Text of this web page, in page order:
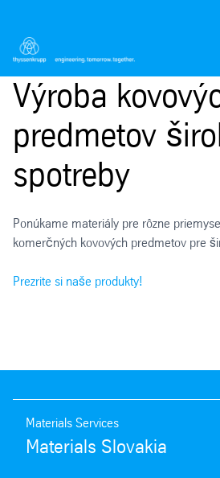
Výroba
predmetov
spotreby
Ponúkame materiály pre rôzne
komerčných kovových predmetov pre
Prezrite si naše produkty!
Materials Services
Materials Slovakia